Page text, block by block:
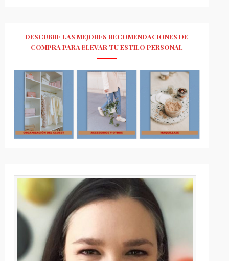
DESCUBRE LAS MEJORES RECOMENDACIONES DE
COMPRA PARA ELEVAR TU ESTILO PERSONAL